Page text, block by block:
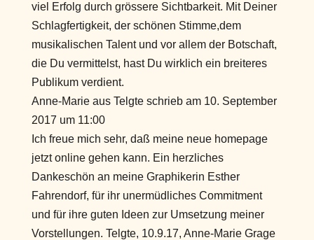
viel Erfolg durch grössere Sichtbarkeit. Mit Deiner
Schlagfertigkeit, der schönen Stimme,dem
musikalischen Talent und vor allem der Botschaft,
die Du vermittelst, hast Du wirklich ein breiteres
Publikum verdient.
Anne-Marie aus Telgte schrieb am10. September
2017 um 11:00
Ich freue mich sehr, daß meine neue homepage
jetzt online gehen kann. Ein herzliches
Dankeschön an meine Graphikerin Esther
Fahrendorf, für ihr unermüdliches Commitment
und für ihre guten Ideen zur Umsetzung meiner
Vorstellungen. Telgte, 10.9.17, Anne-Marie Grage